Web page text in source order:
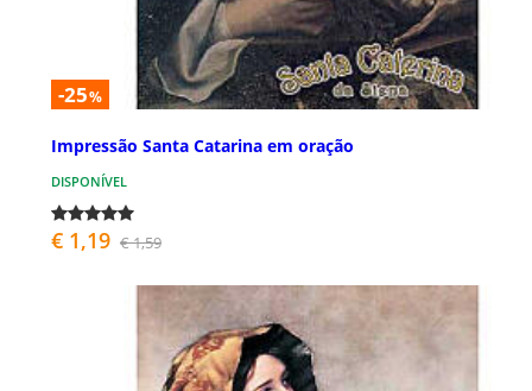
-25%
Impressão Santa Catarina em oração
DISPONÍVEL
€ 1,19 € 1,59